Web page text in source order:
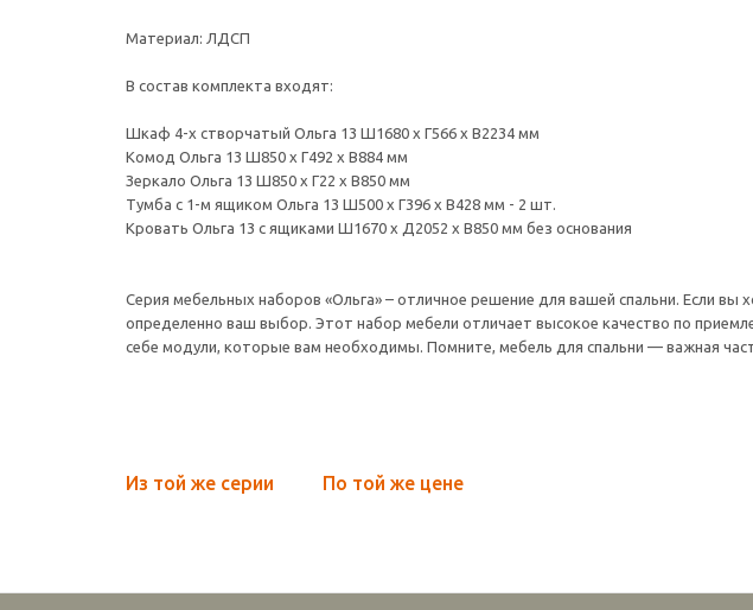
Материал: ЛДСП
В состав комплекта входят:
Шкаф 4-х створчатый Ольга 13 Ш1680 х Г566 х В2234 мм
Комод Ольга 13 Ш850 х Г492 х В884 мм
Зеркало Ольга 13 Ш850 х Г22 х В850 мм
Тумба с 1-м ящиком Ольга 13 Ш500 х Г396 х В428 мм - 2 шт.
Кровать Ольга 13 с ящиками Ш1670 х Д2052 х В850 мм без основания
Серия мебельных наборов «Ольга» – отличное решение для вашей спальни. Если
определенно ваш выбор. Этот набор мебели отличает высокое качество по
себе модули, которые вам необходимы. Помните, мебель для спальни — важная
Из той же серии По той же цене